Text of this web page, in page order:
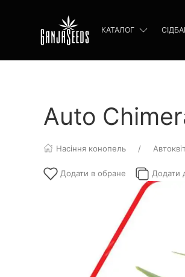
КАТАЛОГ
Auto
Насіння конопель
Додати в обране Додати